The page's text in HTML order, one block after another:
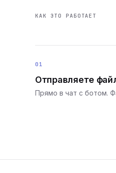
КАК ЭТО РАБОТАЕТ
01
Отправляете
Прямо в чат с ботом.